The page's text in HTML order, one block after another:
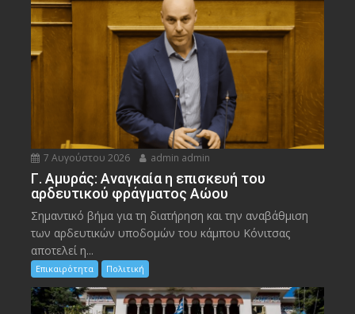
7 Αυγούστου 2026 admin admin
Γ. Αμυράς: Αναγκαία η επισκευή του
αρδευτικού φράγματος Αώου
Σημαντικό βήμα για τη διατήρηση και την αναβάθμιση
των αρδευτικών υποδομών του κάμπου Κόνιτσας
αποτελεί η...
Επικαιρότητα Πολιτική